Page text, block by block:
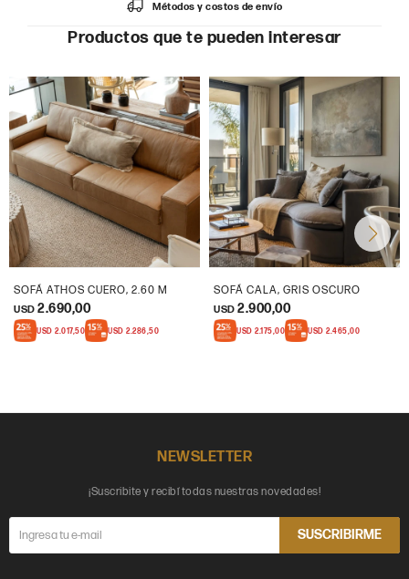
Métodos y costos de envío
Productos que te pueden interesar
SOFÁ ATHOS CUERO, 2.60 M
USD 2.690,00
USD 2.017,50 USD 2.286,50
SOFÁ CALA, GRIS OSCURO
USD 2.900,00
USD 2.175,00 USD 2.465,00
NEWSLETTER
¡Suscribite y recibí todas nuestras novedades!
SUSCRIBIRME